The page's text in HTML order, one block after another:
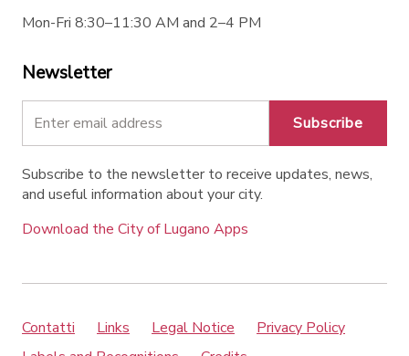
Mon-Fri 8:30–11:30 AM and 2–4 PM
Newsletter
Subscribe
Subscribe to the newsletter to receive updates, news,
and useful information about your city.
Download the City of Lugano Apps
Contatti Links Legal Notice
Privacy Policy